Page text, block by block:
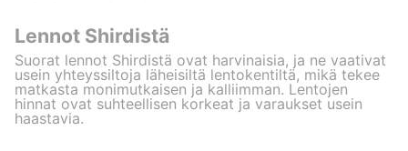
Lennot Shirdistä
Suorat lennot Shirdistä ovat harvinaisia, ja ne vaativat
usein yhteyssiltoja läheisiltä lentokentiltä, mikä tekee
matkasta monimutkaisen ja kalliimman. Lentojen
hinnat ovat suhteellisen korkeat ja varaukset usein
haastavia.